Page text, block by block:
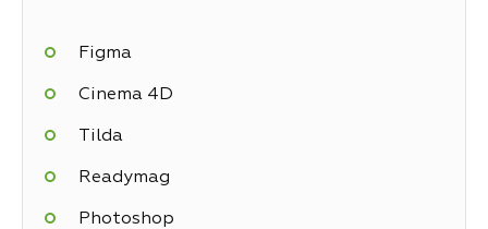
Figma
Cinema 4D
Tilda
Readymag
Photoshop